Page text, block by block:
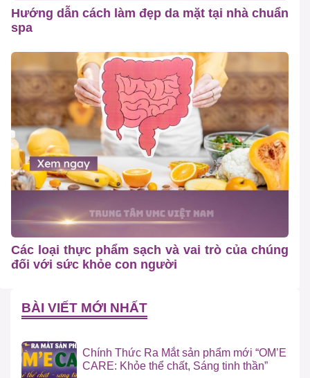
Hướng dẫn cách làm đẹp da mặt tại nhà chuẩn
spa
Các loại thực phẩm sạch và vai trò của chúng
đối với sức khỏe con người
BÀI VIẾT MỚI NHẤT
Chính Thức Ra Mắt sản phẩm mới “OM’E
CARE: Khỏe thể chất, Sáng tinh thần”